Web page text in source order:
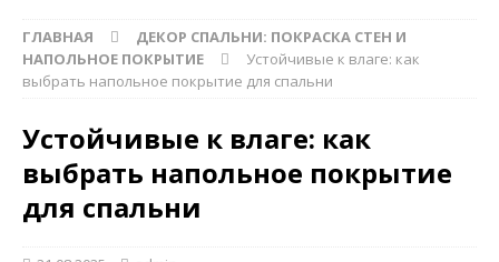
ГЛАВНАЯ
ДЕКОР СПАЛЬНИ: ПОКРАСКА СТЕН И
НАПОЛЬНОЕ ПОКРЫТИЕ
Устойчивые к влаге: как
выбрать напольное покрытие для спальни
Устойчивые к влаге: как
выбрать напольное покрытие
для спальни